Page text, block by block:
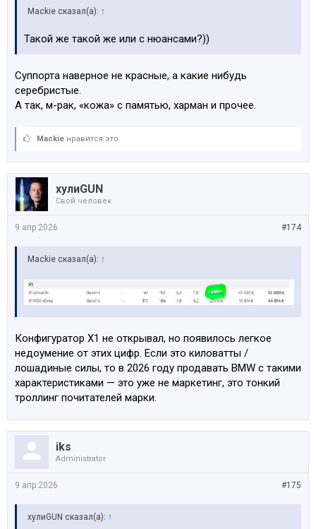
Mackie сказал(а): ↑
Такой же такой же или с нюансами?))
Суппорта наверное не красные, а какие нибудь
серебристые.
А так, м-рак, «кожа» с памятью, харман и прочее.
Mackie нравится это.
хулиGUN
Свой человек
#174
9 апр 2026
Mackie сказал(а): ↑
Конфигуратор X1 не открывал, но появилось легкое
недоумение от этих цифр. Если это киловатты /
лошадиные силы, то в 2026 году продавать BMW с такими
характеристиками — это уже не маркетинг, это тонкий
троллинг почитателей марки.
iks
Administrator
#175
9 апр 2026
хулиGUN сказал(а): ↑